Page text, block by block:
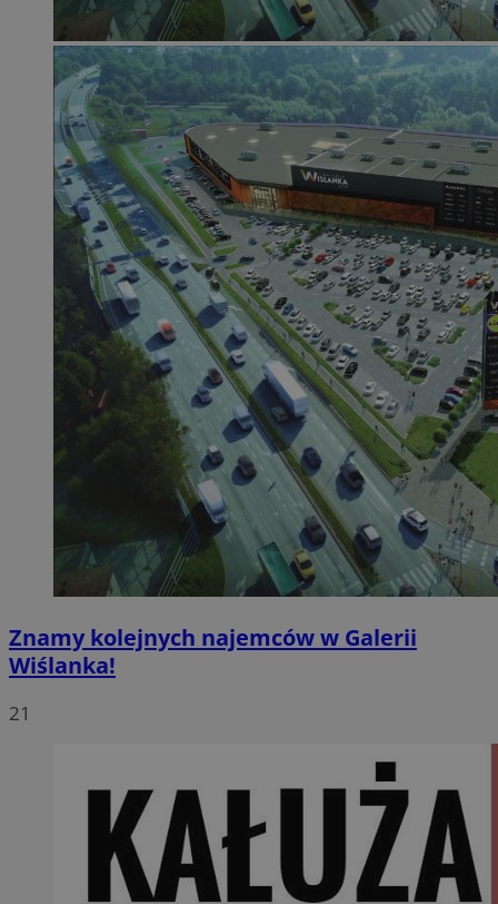
Znamy kolejnych najemców w Galerii
Wiślanka!
21